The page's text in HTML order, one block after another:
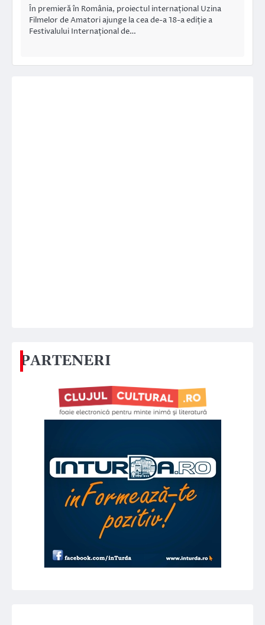
În premieră în România, proiectul internațional Uzina
Filmelor de Amatori ajunge la cea de-a 18-a ediție a
Festivalului Internațional de…
PARTENERI